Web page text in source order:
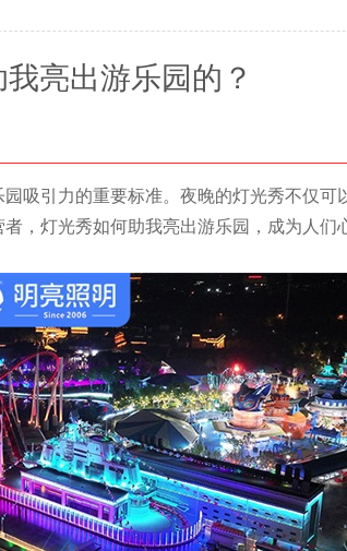
亮出游乐园的？
吸引力的重要标准。夜晚的灯光秀不仅可
，灯光秀如何助我亮出游乐园，成为人们